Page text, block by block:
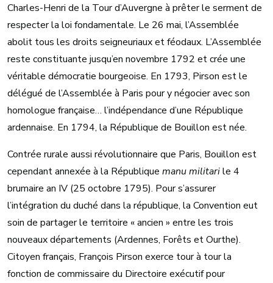
Charles-Henri de la Tour d’Auvergne à prêter le serment de
respecter la loi fondamentale. Le 26 mai, l’Assemblée
abolit tous les droits seigneuriaux et féodaux. L’Assemblée
reste constituante jusqu’en novembre 1792 et crée une
véritable démocratie bourgeoise. En 1793, Pirson est le
délégué de l’Assemblée à Paris pour y négocier avec son
homologue française… l’indépendance d’une République
ardennaise. En 1794, la République de Bouillon est née.
Contrée rurale aussi révolutionnaire que Paris, Bouillon est
cependant annexée à la République manu militarile 4
brumaire an IV (25 octobre 1795). Pour s’assurer
l’intégration du duché dans la république, la Convention eut
soin de partager le territoire « ancien » entre les trois
nouveaux départements (Ardennes, Forêts et Ourthe).
Citoyen français, François Pirson exerce tour à tour la
fonction de commissaire du Directoire exécutif pour